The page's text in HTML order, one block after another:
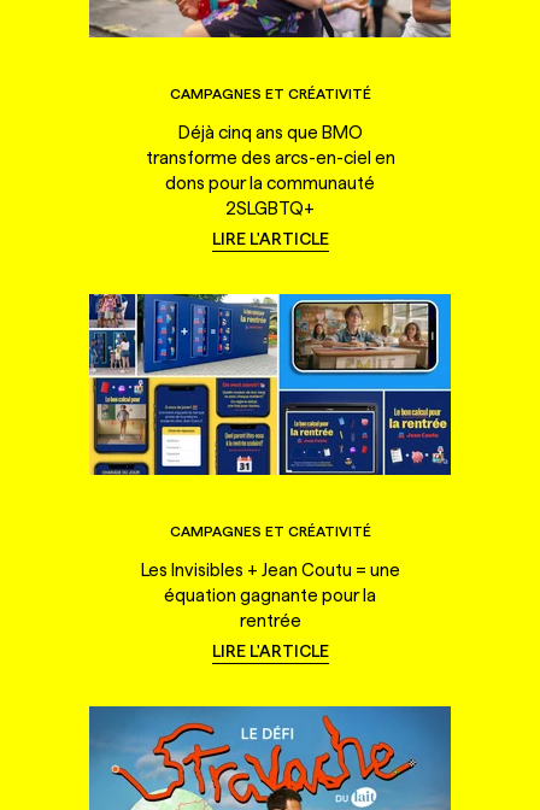
CAMPAGNES ET CRÉATIVITÉ
Déjà cinq ans que BMO
transforme des arcs-en-ciel en
dons pour la communauté
2SLGBTQ+
LIRE L'ARTICLE
CAMPAGNES ET CRÉATIVITÉ
Les Invisibles + Jean Coutu = une
équation gagnante pour la
rentrée
LIRE L'ARTICLE